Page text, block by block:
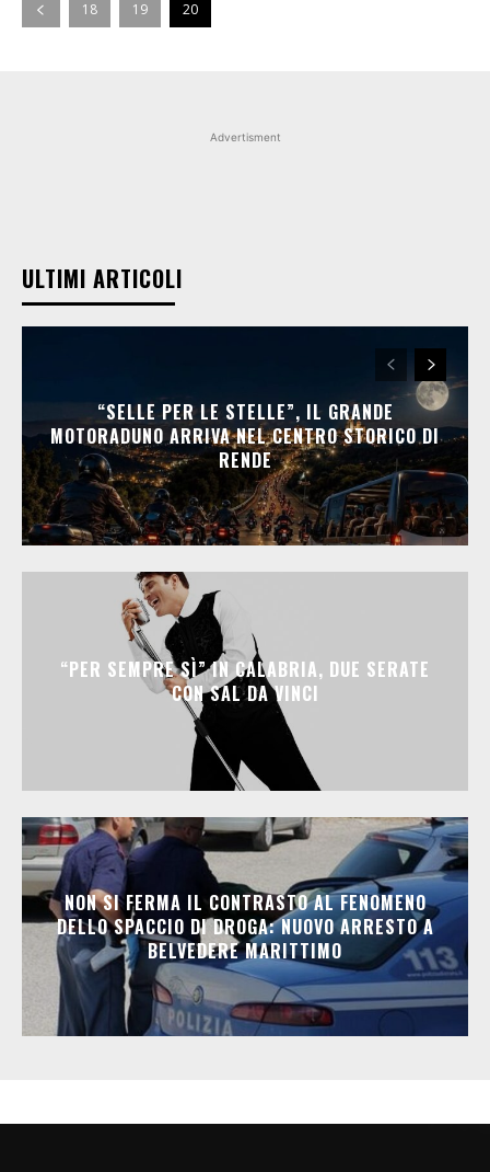
18 19 20
Advertisment
ULTIMI ARTICOLI
“SELLE PER LE STELLE”, IL GRANDE
MOTORADUNO ARRIVA NEL CENTRO STORICO DI
RENDE
“PER SEMPRE SÌ” IN CALABRIA, DUE SERATE
CON SAL DA VINCI
NON SI FERMA IL CONTRASTO AL FENOMENO
DELLO SPACCIO DI DROGA: NUOVO ARRESTO A
BELVEDERE MARITTIMO